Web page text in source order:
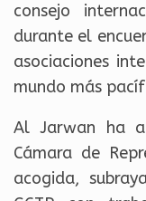
consejo
durante el
asociaciones
mundo más
Al Jarwan ha
Cámara de
acogida,